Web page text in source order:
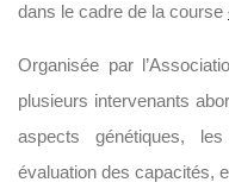
dans le cadre de la course
Organisée par
plusieurs intervenants
aspects génétiques,
évaluation des capacités,